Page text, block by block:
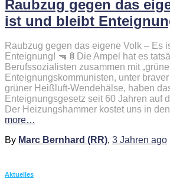
Raubzug gegen das
ist und bleibt
Raubzug gegen das eigene Volk – Es
Enteignung! 🔫 🚦 Die Ampel hat es
Berufssozialisten zusammen mit
Enteignungskommunisten, unter
grüner Heißluft-Wendehälse, haben
Enteignungsgesetz seit 60 Jahren auf
Der Heizungshammer kostet uns in
more…
By Marc Bernhard (RR), 3 Jahren ago
Aktuelles